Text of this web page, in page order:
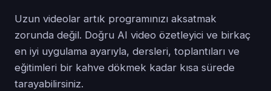
Uzun videolar artık programınızı aksatmak
zorunda değil. Doğru AI video özetleyici ve birkaç
en iyi uygulama ayarıyla, dersleri, toplantıları ve
eğitimleri bir kahve dökmek kadar kısa sürede
tarayabilirsiniz.